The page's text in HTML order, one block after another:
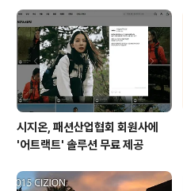
시지온, 패션산업협회 회원사에
'어트랙트' 솔루션 무료 제공